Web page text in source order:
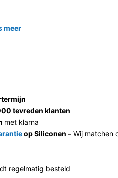
meer
tevreden klanten
met klarna
op Siliconen –Wij matchen
regelmatig besteld